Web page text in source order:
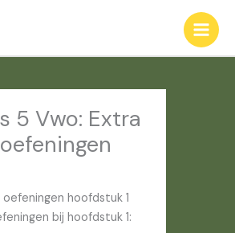
5 Vwo: Extra
oefeningen
hoofdstuk 1
bij hoofdstuk 1: